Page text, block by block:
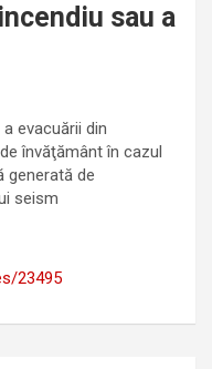
sau a
evacuării din
învăţământ în cazul
generată de
seism
23495